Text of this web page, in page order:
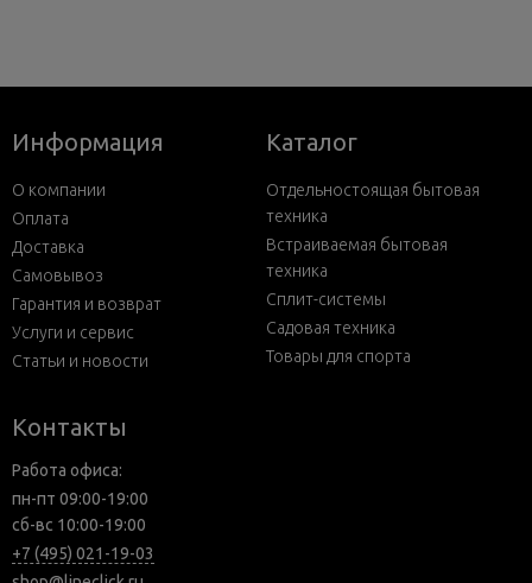
Информация
О компании
Оплата
Доставка
Самовывоз
Гарантия и возврат
Услуги и сервис
Статьи и новости
Каталог
Отдельностоящая бытовая
техника
Встраиваемая бытовая
техника
Сплит-системы
Садовая техника
Товары для спорта
Контакты
Работа офиса:
пн-пт 09:00-19:00
сб-вс 10:00-19:00
+7 (495) 021-19-03